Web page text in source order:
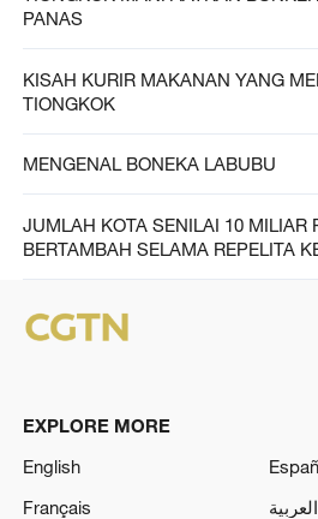
PANAS
KISAH KURIR MAKANAN YANG
TIONGKOK
MENGENAL BONEKA LABUBU
JUMLAH KOTA SENILAI 10 MILIAR
BERTAMBAH SELAMA REPELITA
EXPLORE MORE
English
Français
العربية